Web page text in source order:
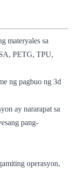
materyales sa
PETG, TPU,
ng pagbuo ng 3d
ay nararapat sa
pang-
operasyon,